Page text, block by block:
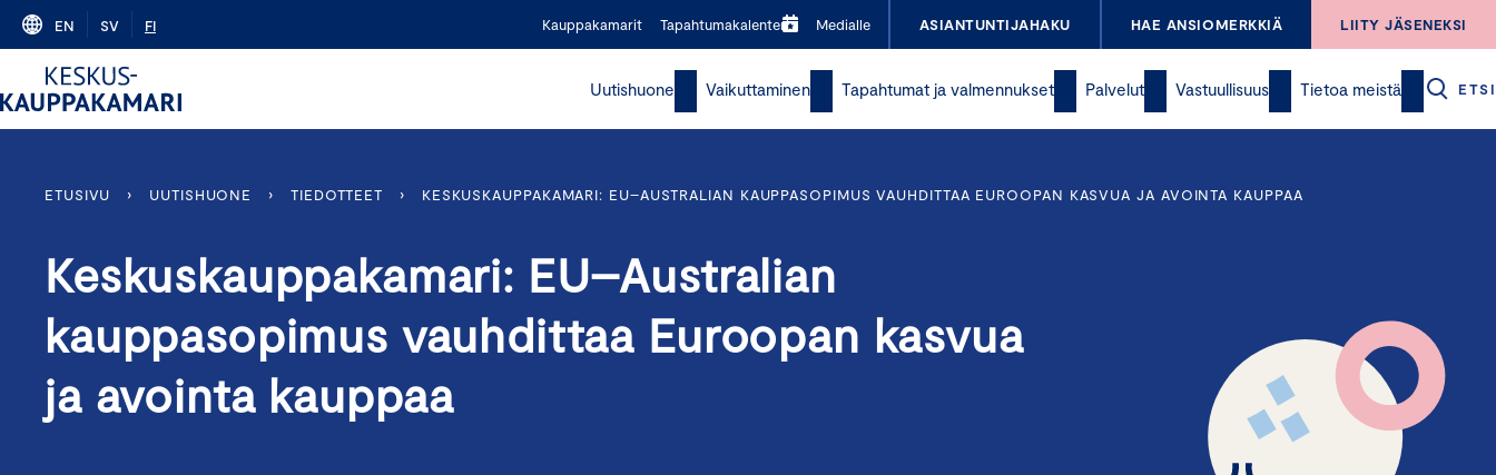
Skip
content
EN SV FI Kauppakamarit Tapahtumakalenteri Medialle ASIANTUNTIJAHAKU HAE ANSIOMERKKIÄ LIITY JÄSENEKSI
Uutishuone Vaikuttaminen Tapahtumat ja valmennukset Palvelut Vastuullisuus Tietoa meistä ETSI
ETUSIVU › UUTISHUONE › TIEDOTTEET › KESKUSKAUPPAKAMARI: EU–AUSTRALIAN KAUPPASOPIMUS VAUHDITTAA EUROOPAN KASVUA JA AVOINTA KAUPPAA
Keskuskauppakamari: EU–Australian
kauppasopimus vauhdittaa Euroopan kasvua
ja avointa kauppaa